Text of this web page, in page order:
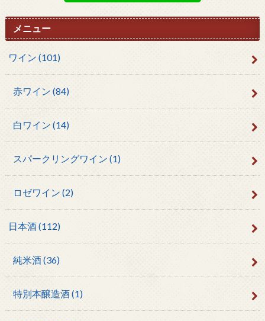
メニュー
ワイン (101)
赤ワイン (84)
白ワイン (14)
スパークリングワイン (1)
ロゼワイン (2)
日本酒(112)
純米酒(36)
特別本醸造酒(1)